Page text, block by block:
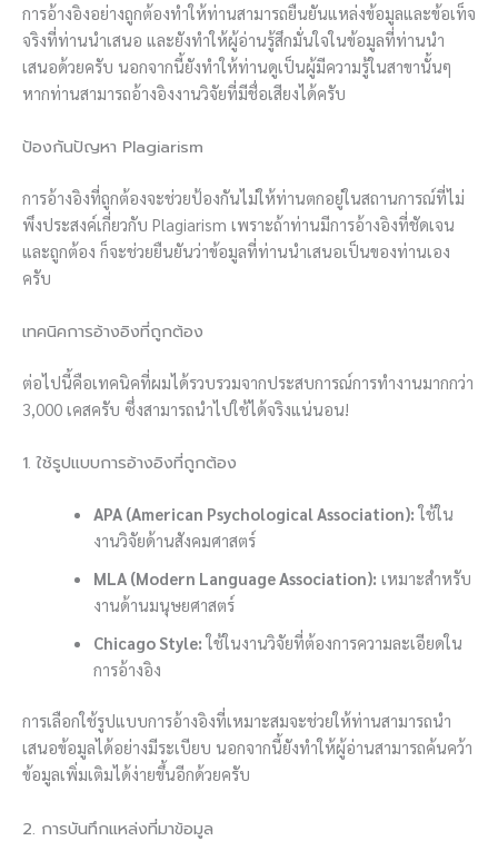
การอ้างอิงอย่างถูกต้องทำให้ท่านสามารถยืนยันแหล่งข้อมูลและข้อเท็จ
จริงที่ท่านนำเสนอ และยังทำให้ผู้อ่านรู้สึกมั่นใจในข้อมูลที่ท่านนำ
เสนอด้วยครับ นอกจากนี้ยังทำให้ท่านดูเป็นผู้มีความรู้ในสาขานั้นๆ
หากท่านสามารถอ้างอิงงานวิจัยที่มีชื่อเสียงได้ครับ
ป้องกันปัญหา Plagiarism
การอ้างอิงที่ถูกต้องจะช่วยป้องกันไม่ให้ท่านตกอยู่ในสถานการณ์ที่ไม่
พึงประสงค์เกี่ยวกับ Plagiarism เพราะถ้าท่านมีการอ้างอิงที่ชัดเจน
และถูกต้อง ก็จะช่วยยืนยันว่าข้อมูลที่ท่านนำเสนอเป็นของท่านเอง
ครับ
เทคนิคการอ้างอิงที่ถูกต้อง
ต่อไปนี้คือเทคนิคที่ผมได้รวบรวมจากประสบการณ์การทำงานมากกว่า
3,000 เคสครับ ซึ่งสามารถนำไปใช้ได้จริงแน่นอน!
1. ใช้รูปแบบการอ้างอิงที่ถูกต้อง
APA (American Psychological Association): ใช้ใน
งานวิจัยด้านสังคมศาสตร์
MLA (Modern Language Association): เหมาะสำหรับ
งานด้านมนุษยศาสตร์
Chicago Style: ใช้ในงานวิจัยที่ต้องการความละเอียดใน
การอ้างอิง
การเลือกใช้รูปแบบการอ้างอิงที่เหมาะสมจะช่วยให้ท่านสามารถนำ
เสนอข้อมูลได้อย่างมีระเบียบ นอกจากนี้ยังทำให้ผู้อ่านสามารถค้นคว้า
ข้อมูลเพิ่มเติมได้ง่ายขึ้นอีกด้วยครับ
2. การบันทึกแหล่งที่มาข้อมูล